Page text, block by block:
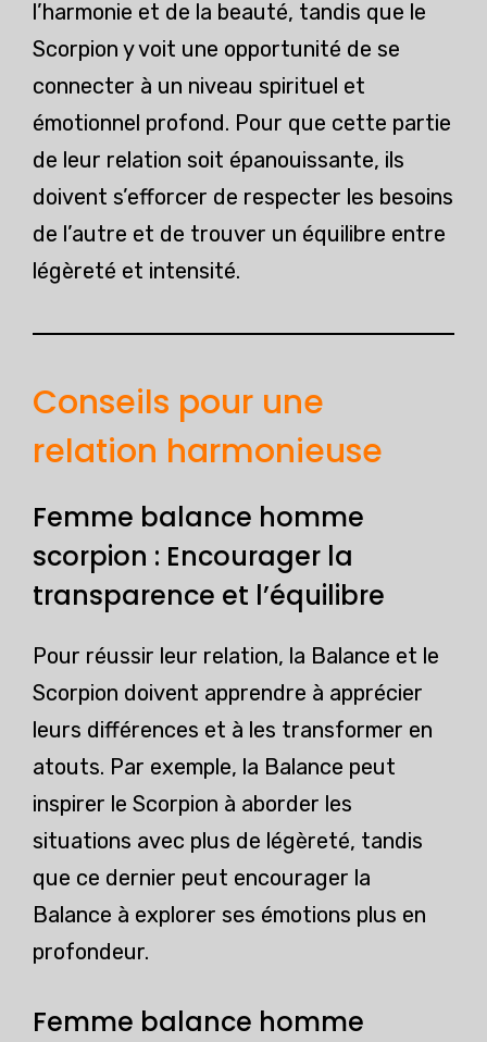
l’harmonie et de la beauté, tandis que le
Scorpion y voit une opportunité de se
connecter à un niveau spirituel et
émotionnel profond. Pour que cette partie
de leur relation soit épanouissante, ils
doivent s’efforcer de respecter les besoins
de l’autre et de trouver un équilibre entre
légèreté et intensité.
Conseils pour une
relation harmonieuse
Femme balance homme
scorpion : Encourager la
transparence et l’équilibre
Pour réussir leur relation, la Balance et le
Scorpion doivent apprendre à apprécier
leurs différences et à les transformer en
atouts. Par exemple, la Balance peut
inspirer le Scorpion à aborder les
situations avec plus de légèreté, tandis
que ce dernier peut encourager la
Balance à explorer ses émotions plus en
profondeur.
Femme balance homme